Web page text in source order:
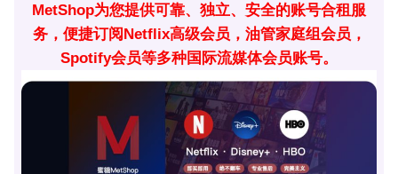
MetShop为您提供可靠、独立、安全的账号合租服
务，便捷订阅Netflix高级会员，油管家庭组会员，
Spotify会员等多种国际流媒体会员账号。